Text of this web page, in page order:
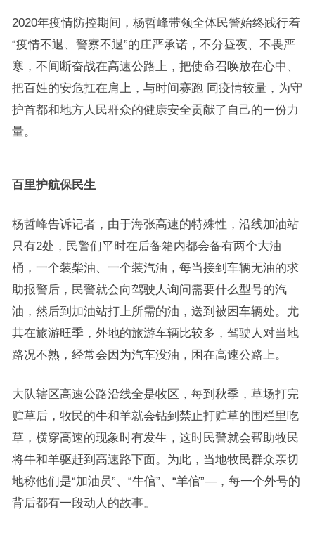
2020年疫情防控期间，杨哲峰带领全体民警始终践行着
“疫情不退、警察不退”的庄严承诺，不分昼夜、不畏严
寒，不间断奋战在高速公路上，把使命召唤放在心中、
把百姓的安危扛在肩上，与时间赛跑 同疫情较量，为守
护首都和地方人民群众的健康安全贡献了自己的一份力
量。
百里护航保民生
杨哲峰告诉记者，由于海张高速的特殊性，沿线加油站
只有2处，民警们平时在后备箱内都会备有两个大油
桶，一个装柴油、一个装汽油，每当接到车辆无油的求
助报警后，民警就会向驾驶人询问需要什么型号的汽
油，然后到加油站打上所需的油，送到被困车辆处。尤
其在旅游旺季，外地的旅游车辆比较多，驾驶人对当地
路况不熟，经常会因为汽车没油，困在高速公路上。
大队辖区高速公路沿线全是牧区，每到秋季，草场打完
贮草后，牧民的牛和羊就会钻到禁止打贮草的围栏里吃
草，横穿高速的现象时有发生，这时民警就会帮助牧民
将牛和羊驱赶到高速路下面。为此，当地牧民群众亲切
地称他们是“加油员”、“牛倌”、“羊倌”—，每一个外号的
背后都有一段动人的故事。